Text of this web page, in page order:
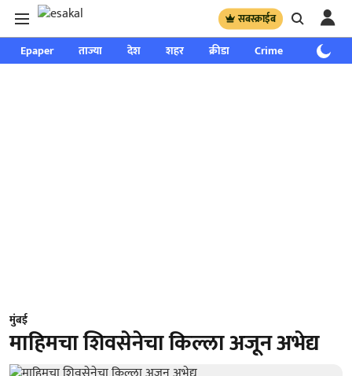
सबस्क्राईब
Epaper ताज्या देश शहर क्रीडा Crime साप्ताहिक
मुंबई
माहिमचा शिवसेनेचा किल्ला अजून अभेद्य